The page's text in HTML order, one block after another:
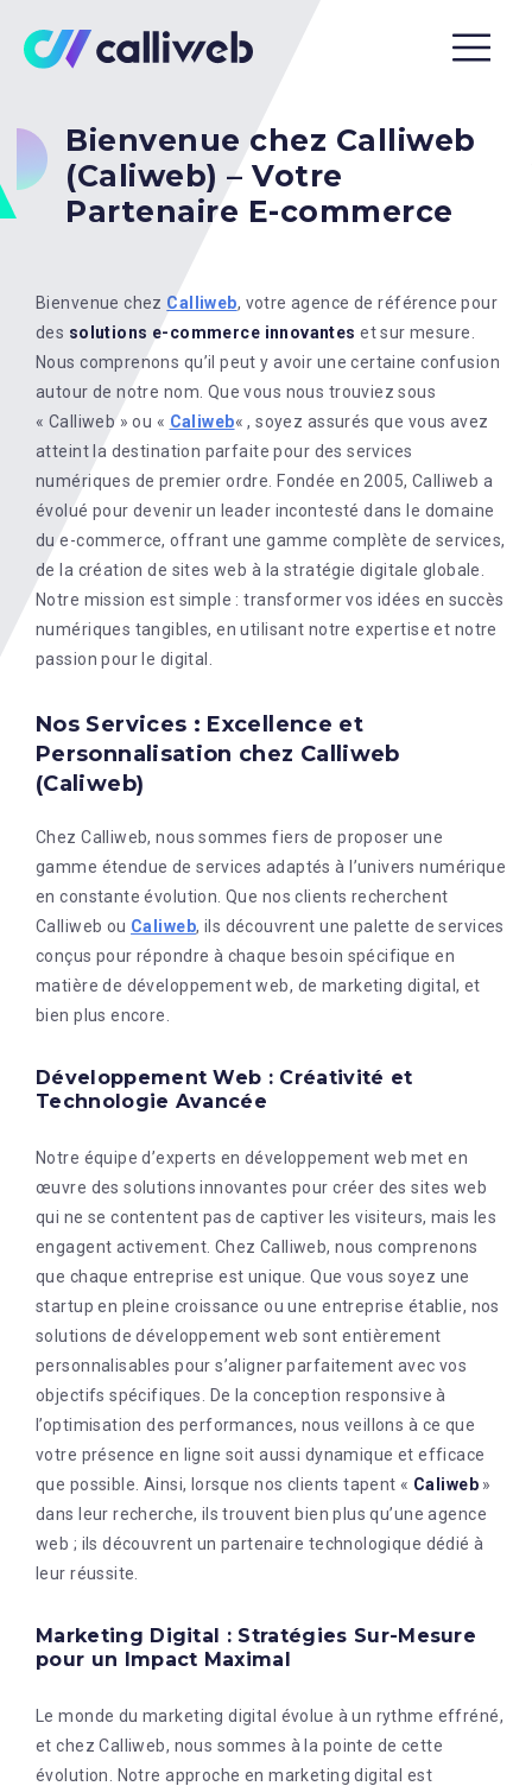
Bienvenue chez Calliweb
(Caliweb) – Votre
Partenaire E-commerce
Bienvenue chez Calliweb, votre agence de référence pour
des solutions e-commerce innovantes et sur mesure.
Nous comprenons qu’il peut y avoir une certaine confusion
autour de notre nom. Que vous nous trouviez sous
« Calliweb » ou « Caliweb« , soyez assurés que vous avez
atteint la destination parfaite pour des services
numériques de premier ordre. Fondée en 2005, Calliweb a
évolué pour devenir un leader incontesté dans le domaine
du e-commerce, offrant une gamme complète de services,
de la création de sites web à la stratégie digitale globale.
Notre mission est simple : transformer vos idées en succès
numériques tangibles, en utilisant notre expertise et notre
passion pour le digital.
Nos Services : Excellence et
Personnalisation chez Calliweb
(Caliweb)
Chez Calliweb, nous sommes fiers de proposer une
gamme étendue de services adaptés à l’univers numérique
en constante évolution. Que nos clients recherchent
Calliweb ou Caliweb, ils découvrent une palette de services
conçus pour répondre à chaque besoin spécifique en
matière de développement web, de marketing digital, et
bien plus encore.
Développement Web : Créativité et
Technologie Avancée
Notre équipe d’experts en développement web met en
œuvre des solutions innovantes pour créer des sites web
qui ne se contentent pas de captiver les visiteurs, mais les
engagent activement. Chez Calliweb, nous comprenons
que chaque entreprise est unique. Que vous soyez une
startup en pleine croissance ou une entreprise établie, nos
solutions de développement web sont entièrement
personnalisables pour s’aligner parfaitement avec vos
objectifs spécifiques. De la conception responsive à
l’optimisation des performances, nous veillons à ce que
votre présence en ligne soit aussi dynamique et efficace
que possible. Ainsi, lorsque nos clients tapent « Caliweb»
dans leur recherche, ils trouvent bien plus qu’une agence
web ; ils découvrent un partenaire technologique dédié à
leur réussite.
Marketing Digital : Stratégies Sur-Mesure
pour un Impact Maximal
Le monde du marketing digital évolue à un rythme effréné,
et chez Calliweb, nous sommes à la pointe de cette
évolution. Notre approche en marketing digital est